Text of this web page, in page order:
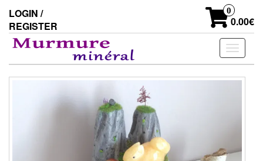
the
content
LOGIN /
REGISTER
0
0.00€
Toggle